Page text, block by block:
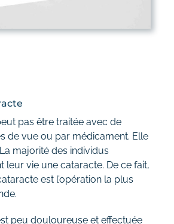
pas être traitée avec de
de vue ou par médicament. Elle
majorité des individus
leur vie une cataracte. De ce fait,
est l’opération la plus
peu douloureuse et effectuée